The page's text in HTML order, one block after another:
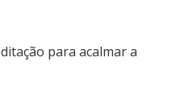
para acalmar a